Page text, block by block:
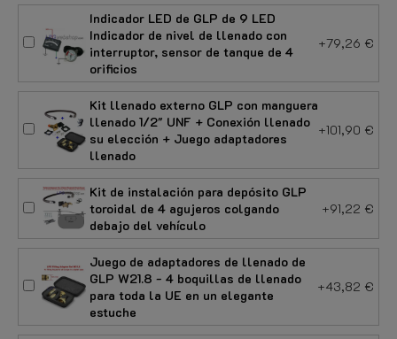
Indicador LED de GLP de 9 LED
Indicador de nivel de llenado con
interruptor, sensor de tanque de 4
orificios
+79,26 €
Kit llenado externo GLP con manguera
llenado 1/2" UNF + Conexión llenado
su elección + Juego adaptadores
llenado
+101,90 €
Kit de instalación para depósito GLP
toroidal de 4 agujeros colgando
debajo del vehículo
+91,22 €
Juego de adaptadores de llenado de
GLP W21.8 - 4 boquillas de llenado
para toda la UE en un elegante
estuche
+43,82 €